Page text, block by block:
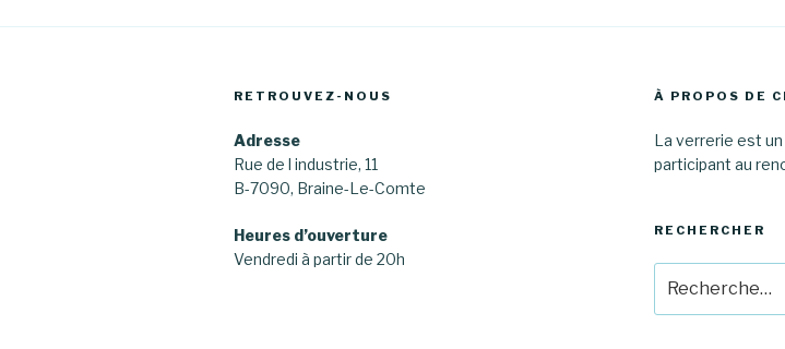
RETROUVEZ-NOUS
Adresse
Rue de l industrie, 11
B-7090, Braine-Le-Comte
Heures d’ouverture
Vendredi à partir de 20h
À PROPOS DE
La verrerie est
participant au
RECHERCHER
pour
: